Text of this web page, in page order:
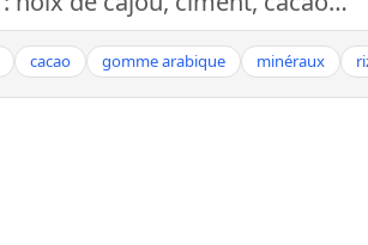
cacao gomme arabique minéraux